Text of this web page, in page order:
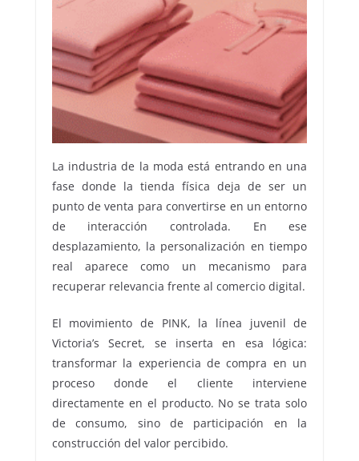
La industria de la moda está entrando en una
fase donde la tienda física deja de ser un
punto de venta para convertirse en un entorno
de interacción controlada. En ese
desplazamiento, la personalización en tiempo
real aparece como un mecanismo para
recuperar relevancia frente al comercio digital.
El movimiento de PINK, la línea juvenil de
Victoria’s Secret, se inserta en esa lógica:
transformar la experiencia de compra en un
proceso donde el cliente interviene
directamente en el producto. No se trata solo
de consumo, sino de participación en la
construcción del valor percibido.